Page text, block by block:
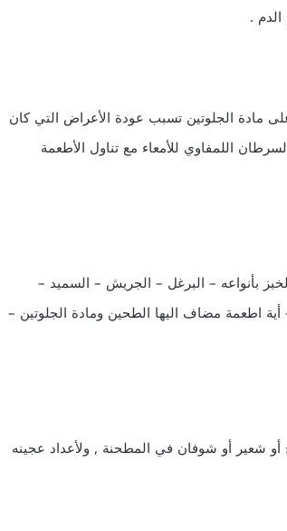
.
مادة الجلوتين تسبب عودة الأعراض التي كان
اللمفاوي للأمعاء مع تناول الأطعمة
بأنواعه – البرغل – الجريش – السميد –
اطعمة مضاف اليها الطحين ومادة الجلوتين –
بأي قمح أو شعير أو شوفان في المطحنة , ولأعداد عجينه